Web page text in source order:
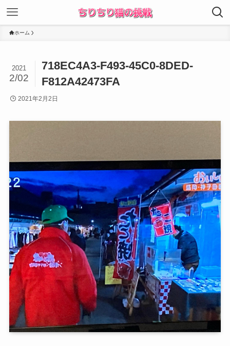
ホーム
718EC4A3-F493-45C0-8DED-
F812A42473FA
2021
2/02
2021年2月2日